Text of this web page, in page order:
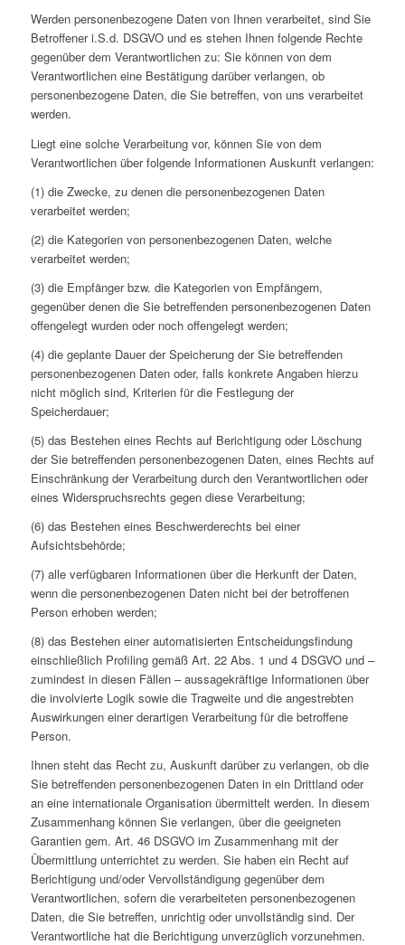
Werden personenbezogene Daten von Ihnen verarbeitet, sind Sie
Betroffener i.S.d. DSGVO und es stehen Ihnen folgende Rechte
gegenüber dem Verantwortlichen zu: Sie können von dem
Verantwortlichen eine Bestätigung darüber verlangen, ob
personenbezogene Daten, die Sie betreffen, von uns verarbeitet
werden.
Liegt eine solche Verarbeitung vor, können Sie von dem
Verantwortlichen über folgende Informationen Auskunft verlangen:
(1) die Zwecke, zu denen die personenbezogenen Daten
verarbeitet werden;
(2) die Kategorien von personenbezogenen Daten, welche
verarbeitet werden;
(3) die Empfänger bzw. die Kategorien von Empfängern,
gegenüber denen die Sie betreffenden personenbezogenen Daten
offengelegt wurden oder noch offengelegt werden;
(4) die geplante Dauer der Speicherung der Sie betreffenden
personenbezogenen Daten oder, falls konkrete Angaben hierzu
nicht möglich sind, Kriterien für die Festlegung der
Speicherdauer;
(5) das Bestehen eines Rechts auf Berichtigung oder Löschung
der Sie betreffenden personenbezogenen Daten, eines Rechts auf
Einschränkung der Verarbeitung durch den Verantwortlichen oder
eines Widerspruchsrechts gegen diese Verarbeitung;
(6) das Bestehen eines Beschwerderechts bei einer
Aufsichtsbehörde;
(7) alle verfügbaren Informationen über die Herkunft der Daten,
wenn die personenbezogenen Daten nicht bei der betroffenen
Person erhoben werden;
(8) das Bestehen einer automatisierten Entscheidungsfindung
einschließlich Profiling gemäß Art. 22 Abs. 1 und 4 DSGVO und –
zumindest in diesen Fällen – aussagekräftige Informationen über
die involvierte Logik sowie die Tragweite und die angestrebten
Auswirkungen einer derartigen Verarbeitung für die betroffene
Person.
Ihnen steht das Recht zu, Auskunft darüber zu verlangen, ob die
Sie betreffenden personenbezogenen Daten in ein Drittland oder
an eine internationale Organisation übermittelt werden. In diesem
Zusammenhang können Sie verlangen, über die geeigneten
Garantien gem. Art. 46 DSGVO im Zusammenhang mit der
Übermittlung unterrichtet zu werden. Sie haben ein Recht auf
Berichtigung und/oder Vervollständigung gegenüber dem
Verantwortlichen, sofern die verarbeiteten personenbezogenen
Daten, die Sie betreffen, unrichtig oder unvollständig sind. Der
Verantwortliche hat die Berichtigung unverzüglich vorzunehmen.